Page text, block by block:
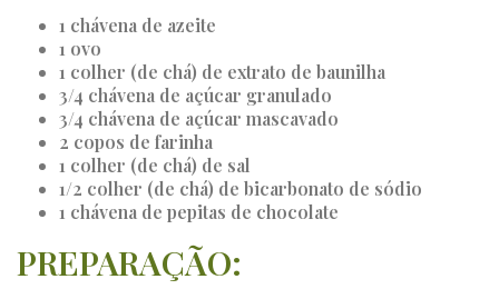
1 chávena de azeite
1 ovo
1 colher (de chá) de extrato de baunilha
3/4 chávena de açúcar granulado
3/4 chávena de açúcar mascavado
2 copos de farinha
1 colher (de chá) de sal
1/2 colher (de chá) de bicarbonato de sódio
1 chávena de pepitas de chocolate
PREPARAÇÃO: